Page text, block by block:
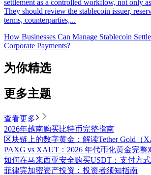
settlement as a controlled workflow, not only
They should review the stablecoin issuer,
terms, counterparties,...
How Businesses Can Manage Stablecoin
Corporate Payments?
为你精选
更多主题
查看更多
2026年越南购买比特币完整指南
区块链上的数字黄金：解读Tether Gold（
PAXG vs XAUT：2026 年代币化黄金完整
如何在马来西亚安全购买USDT：支付方
菲律宾加密资产投资：投资者须知指南